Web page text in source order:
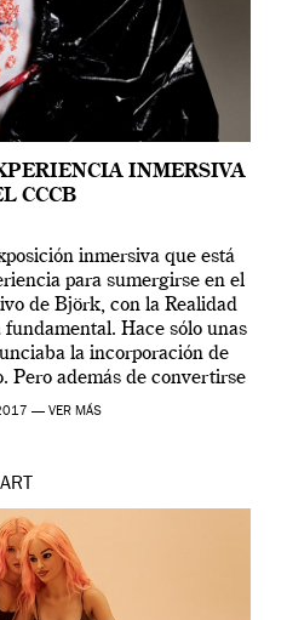
INMERSIVA
CCCB
inmersiva que está
para sumergirse en el
de Björk, con la Realidad
Hace sólo unas
la incorporación de
Pero además de convertirse
más relevantes […]
— VER MÁS
ART